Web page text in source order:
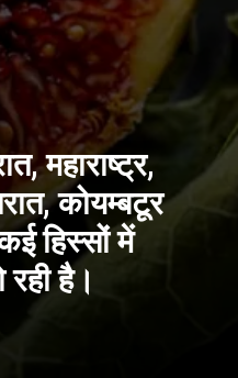
महाराष्ट्र,
कोयम्बटूर
हिस्सों में
रही है।